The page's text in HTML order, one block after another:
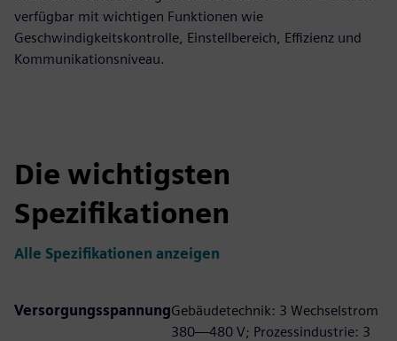
verfügbar mit wichtigen Funktionen wie
Geschwindigkeitskontrolle, Einstellbereich, Effizienz und
Kommunikationsniveau.
Die wichtigsten
Spezifikationen
Alle Spezifikationen anzeigen
VersorgungsspannungGebäudetechnik: 3 Wechselstrom
380—480 V; Prozessindustrie: 3